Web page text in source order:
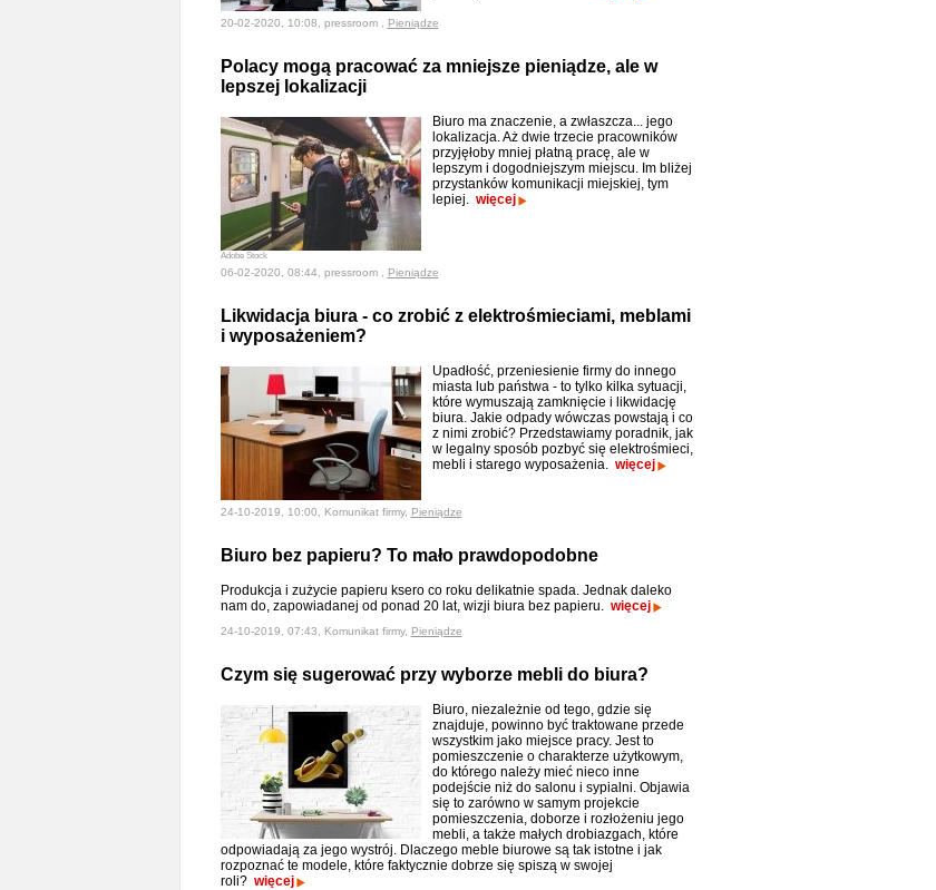
20-02-2020, 10:08, pressroom , Pieniądze
Polacy mogą pracować za mniejsze pieniądze, ale w
lepszej lokalizacji
Adobe Stock
Biuro ma znaczenie, a zwłaszcza... jego
lokalizacja. Aż dwie trzecie pracowników
przyjęłoby mniej płatną pracę, ale w
lepszym i dogodniejszym miejscu. Im bliżej
przystanków komunikacji miejskiej, tym
lepiej. więcej
06-02-2020, 08:44, pressroom , Pieniądze
Likwidacja biura - co zrobić z elektrośmieciami, meblami
i wyposażeniem?
Upadłość, przeniesienie firmy do innego
miasta lub państwa - to tylko kilka sytuacji,
które wymuszają zamknięcie i likwidację
biura. Jakie odpady wówczas powstają i co
z nimi zrobić? Przedstawiamy poradnik, jak
w legalny sposób pozbyć się elektrośmieci,
mebli i starego wyposażenia. więcej
24-10-2019, 10:00, Komunikat firmy, Pieniądze
Biuro bez papieru? To mało prawdopodobne
Produkcja i zużycie papieru ksero co roku delikatnie spada. Jednak daleko
nam do, zapowiadanej od ponad 20 lat, wizji biura bez papieru. więcej
24-10-2019, 07:43, Komunikat firmy, Pieniądze
Czym się sugerować przy wyborze mebli do biura?
Biuro, niezależnie od tego, gdzie się
znajduje, powinno być traktowane przede
wszystkim jako miejsce pracy. Jest to
pomieszczenie o charakterze użytkowym,
do którego należy mieć nieco inne
podejście niż do salonu i sypialni. Objawia
się to zarówno w samym projekcie
pomieszczenia, doborze i rozłożeniu jego
mebli, a także małych drobiazgach, które
odpowiadają za jego wystrój. Dlaczego meble biurowe są tak istotne i jak
rozpoznać te modele, które faktycznie dobrze się spiszą w swojej
roli? więcej